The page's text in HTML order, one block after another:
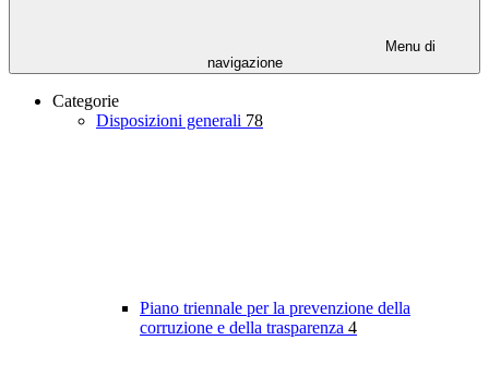
Menu di
navigazione
Categorie
Disposizioni generali 78
Piano triennale per la prevenzione della
corruzione e della trasparenza 4